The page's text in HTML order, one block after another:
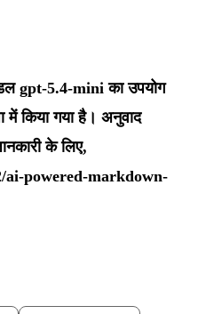
gpt-5.4-mini का उपयोग
किया गया है। अनुवाद
के लिए,
powered-markdown-